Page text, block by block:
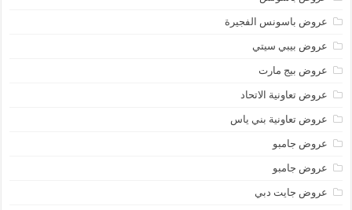
عروض باسونس الفجيرة
عروض بيبي سيتي
عروض بيج مارت
عروض تعاونية الاتحاد
عروض تعاونية بني ياس
عروض جامبو
عروض جامبو
عروض جايت دبي